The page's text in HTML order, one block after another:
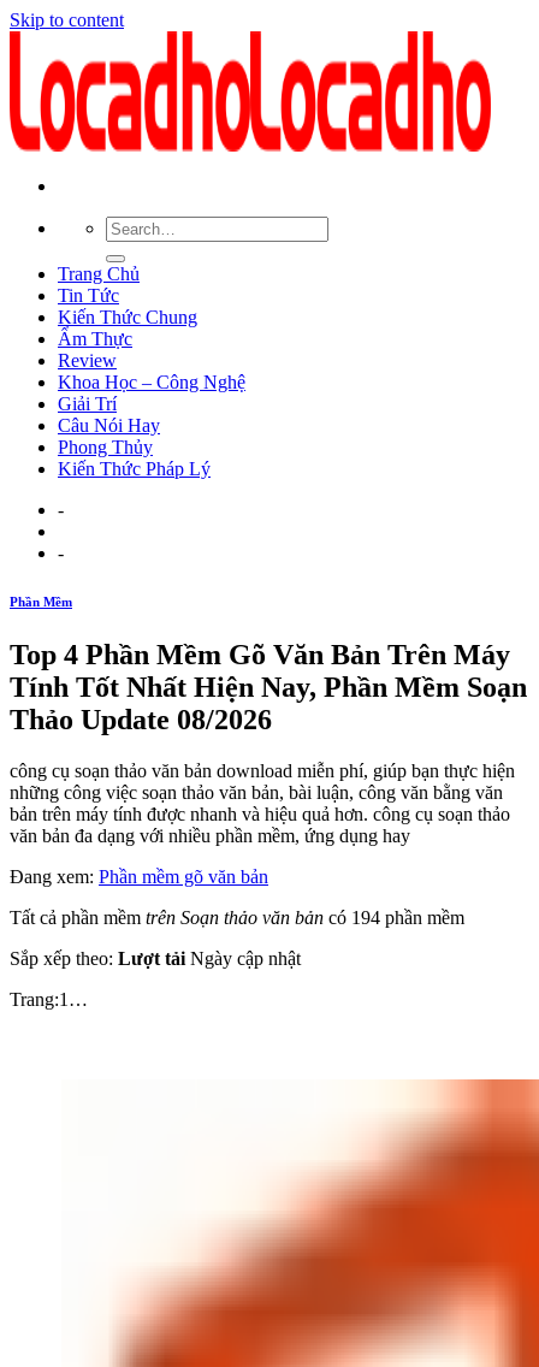
Skip to content
Trang Chủ
Tin Tức
Kiến Thức Chung
Ẩm Thực
Review
Khoa Học – Công Nghệ
Giải Trí
Câu Nói Hay
Phong Thủy
Kiến Thức Pháp Lý
-
-
Phần Mềm
Top 4 Phần Mềm Gõ Văn Bản Trên Máy
Tính Tốt Nhất Hiện Nay, Phần Mềm Soạn
Thảo Update 08/2026
công cụ soạn thảo văn bản download miễn phí, giúp bạn thực hiện
những công việc soạn thảo văn bản, bài luận, công văn bằng văn
bản trên máy tính được nhanh và hiệu quả hơn. công cụ soạn thảo
văn bản đa dạng với nhiều phần mềm, ứng dụng hay
Đang xem: Phần mềm gõ văn bản
Tất cả phần mềm trên Soạn thảo văn bản có 194 phần mềm
Sắp xếp theo: Lượt tải Ngày cập nhật
Trang:1…